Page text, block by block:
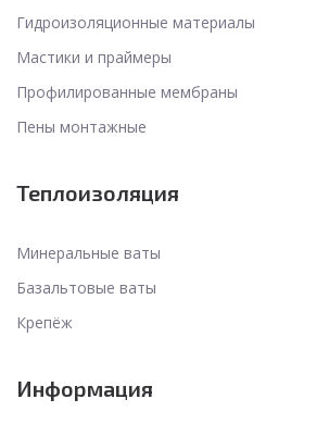
Гидроизоляционные материалы
Мастики и праймеры
Профилированные мембраны
Пены монтажные
Теплоизоляция
Минеральные ваты
Базальтовые ваты
Крепёж
Информация